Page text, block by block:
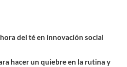
del té en innovación social
hacer un quiebre en la rutina y